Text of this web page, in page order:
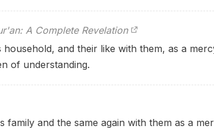
A Complete Revelation
household, and their like with them, as a
of understanding.
family and the same again with them as a